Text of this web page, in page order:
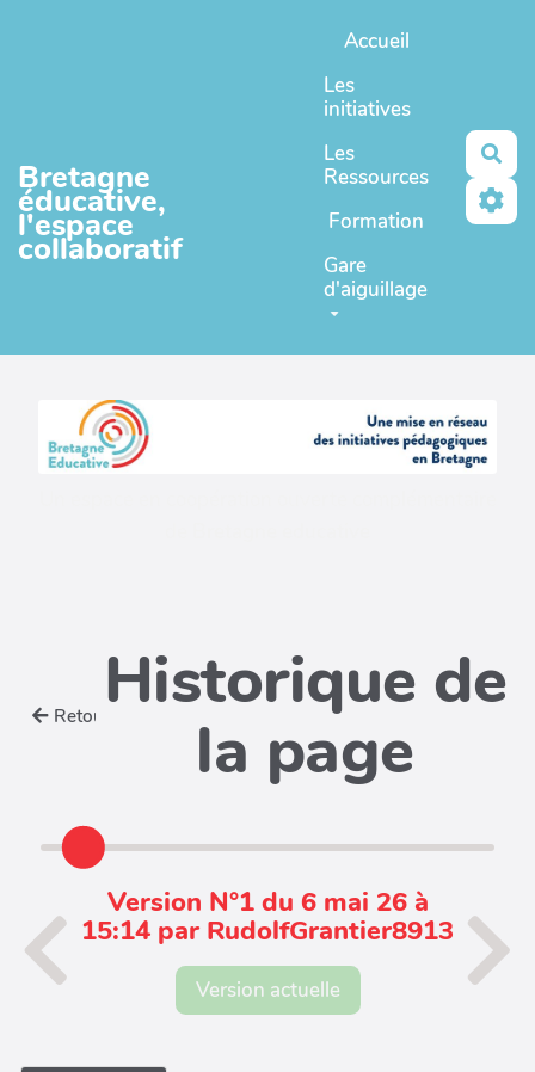
Bretagne
éducative,
l'espace
collaboratif
Accueil
Les
initiatives
Les
Ressources
Formation
Gare
d'aiguillage
Retour Historique de
la page
Version N°1 du 6 mai 26 à
15:14 par RudolfGrantier8913
Version actuelle